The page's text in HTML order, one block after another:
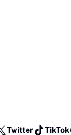
Twitter TikTok